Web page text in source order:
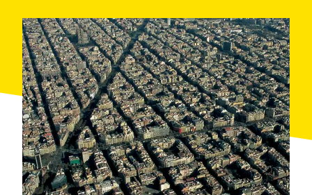
resta de l’hotel, laclimatització ha merescut una
atenció especial i contribueix a la filosofia del
màxim confortper als hostes. L’establiment ofereix
servei de restauració i esmorzars tipus bufet, per
iniciar el dia amb una bona aportació calòrica i
preparar-se per a una jornada intensiva per la ciutat.